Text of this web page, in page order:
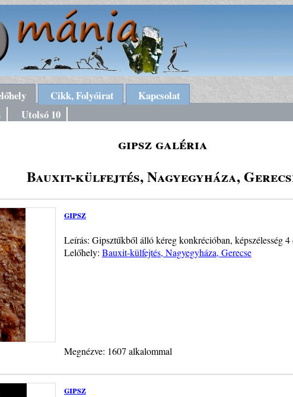
Cikk, Folyóirat
Kapcsolat
Utolsó 10
gipsz galéria
Bauxit-külfejtés, Nagyegyháza,
gipsz
Leírás: Gipsztűkből álló kéreg konkrécióban, képszélesség
Lelőhely: Bauxit-külfejtés, Nagyegyháza, Gerecse
Megnézve: 1607 alkalommal
gipsz